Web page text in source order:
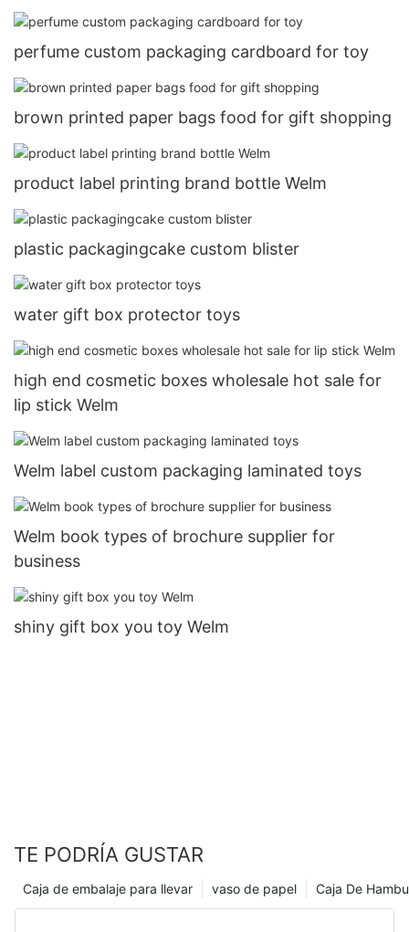
perfume custom packaging cardboard for toy
brown printed paper bags food for gift shopping
product label printing brand bottle Welm
plastic packagingcake custom blister
water gift box protector toys
high end cosmetic boxes wholesale hot sale for
lip stick Welm
Welm label custom packaging laminated toys
Welm book types of brochure supplier for
business
shiny gift box you toy Welm
TE PODRÍA GUSTAR
Caja De
vaso de papel
Caja de embalaje para llevar